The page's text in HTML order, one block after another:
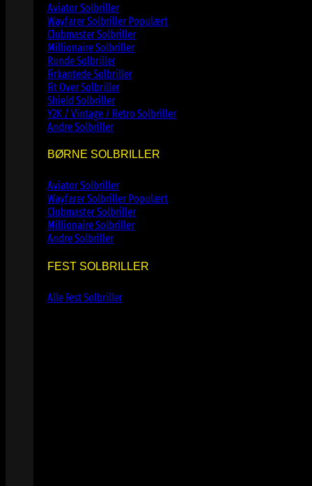
Aviator Solbriller
Wayfarer Solbriller
Clubmaster Solbriller
Millionaire Solbriller
Runde Solbriller
Firkantede Solbriller
Fit Over Solbriller
Shield Solbriller
Y2K / Vintage / Retro Solbriller
Andre Solbriller
BØRNE SOLBRILLER
Aviator Solbriller
Wayfarer Solbriller
Clubmaster Solbriller
Millionaire Solbriller
Andre Solbriller
FEST SOLBRILLER
Alle Fest Solbriller